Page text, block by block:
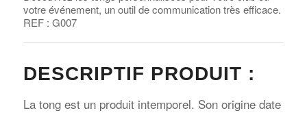
votre événement, un outil de communication très efficace.
REF : G007
DESCRIPTIF PRODUIT :
La tong est un produit intemporel. Son origine date